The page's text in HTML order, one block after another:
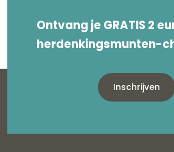
Ontvang je GRATIS 2
herdenkingsmunten-
Inschrijven